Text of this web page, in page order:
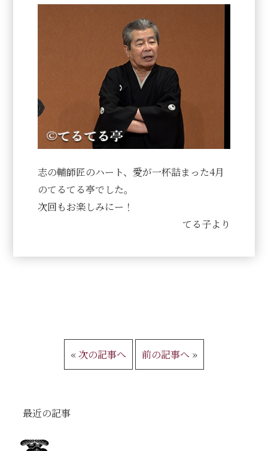
志の輔師匠のハート、愛が一杯詰まった4月
のてるてる亭でした。
次回もお楽しみにー！
てる子より
«次の記事へ 前の記事へ »
最近の記事